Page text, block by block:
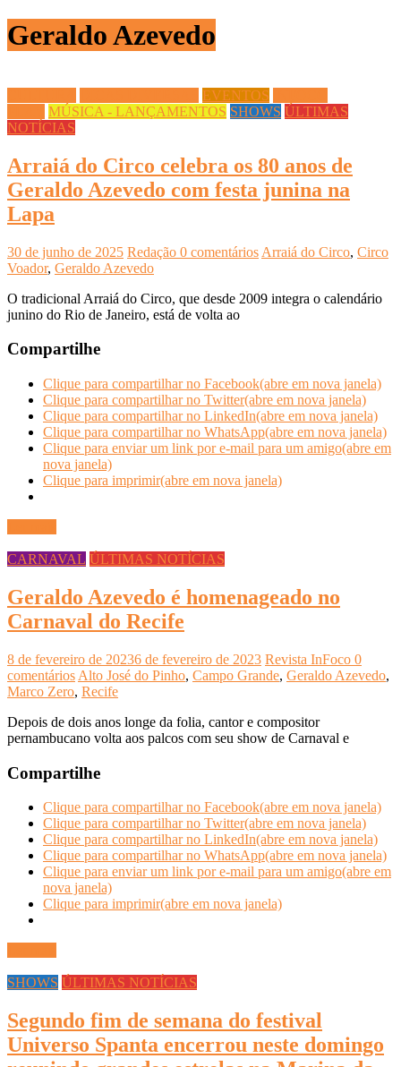
Geraldo Azevedo
EVENTOS
MÚSICA - LANÇAMENTOS SHOWS ÚLTIMAS
NOTÍCIAS
Arraiá do Circo celebra os 80 anos de
Geraldo Azevedo com festa junina na
Lapa
30 de junho de 2025 Redação 0 comentários Arraiá do Circo, Circo
Voador, Geraldo Azevedo
O tradicional Arraiá do Circo, que desde 2009 integra o calendário
junino do Rio de Janeiro, está de volta ao
Compartilhe
Clique para compartilhar no Facebook(abre em nova janela)
Clique para compartilhar no Twitter(abre em nova janela)
Clique para compartilhar no LinkedIn(abre em nova janela)
Clique para compartilhar no WhatsApp(abre em nova janela)
Clique para enviar um link por e-mail para um amigo(abre em
nova janela)
Clique para imprimir(abre em nova janela)
CARNAVAL ÚLTIMAS NOTÍCIAS
Geraldo Azevedo é homenageado no
Carnaval do Recife
8 de fevereiro de 20236 de fevereiro de 2023 Revista InFoco 0
comentários Alto José do Pinho, Campo Grande, Geraldo Azevedo,
Marco Zero, Recife
Depois de dois anos longe da folia, cantor e compositor
pernambucano volta aos palcos com seu show de Carnaval e
Compartilhe
Clique para compartilhar no Facebook(abre em nova janela)
Clique para compartilhar no Twitter(abre em nova janela)
Clique para compartilhar no LinkedIn(abre em nova janela)
Clique para compartilhar no WhatsApp(abre em nova janela)
Clique para enviar um link por e-mail para um amigo(abre em
nova janela)
Clique para imprimir(abre em nova janela)
SHOWS ÚLTIMAS NOTÍCIAS
Segundo fim de semana do festival
Universo Spanta encerrou neste domingo